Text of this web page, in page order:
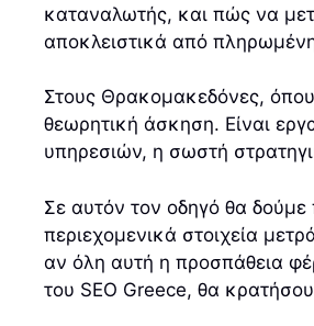
καταναλωτής, και πώς να
αποκλειστικά από
Στους Θρακομακεδόνες, όπου
θεωρητική άσκηση. Είναι
υπηρεσιών, η σωστή
Σε αυτόν τον οδηγό θα δούμε
περιεχομενικά στοιχεία
αν όλη αυτή η προσπάθεια
του SEO Greece, θα